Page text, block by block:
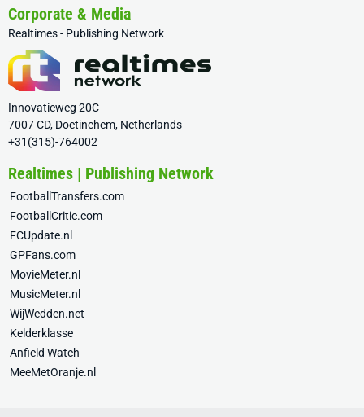
Corporate & Media
Realtimes - Publishing Network
Innovatieweg 20C
7007 CD, Doetinchem, Netherlands
+31(315)-764002
Realtimes | Publishing Network
FootballTransfers.com
FootballCritic.com
FCUpdate.nl
GPFans.com
MovieMeter.nl
MusicMeter.nl
WijWedden.net
Kelderklasse
Anfield Watch
MeeMetOranje.nl